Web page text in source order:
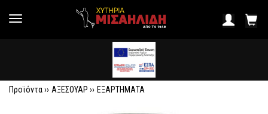
Προϊόντα ›› ΑΞΕΣΟΥΑΡ ›› ΕΞΑΡΤΗΜΑΤΑ